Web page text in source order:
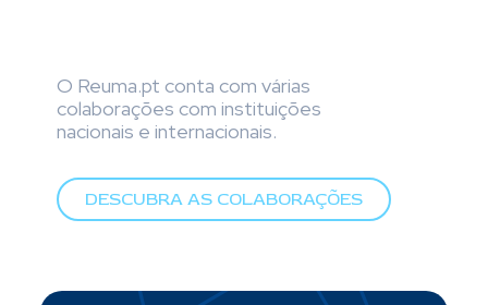
O Reuma.pt conta com várias
colaborações com instituições
nacionais e internacionais.
DESCUBRA AS COLABORAÇÕES